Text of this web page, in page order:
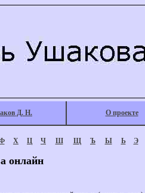
Д. Н. О проекте
Х Ц Ч Ш Щ Ъ Ы Ь Э
онлайн